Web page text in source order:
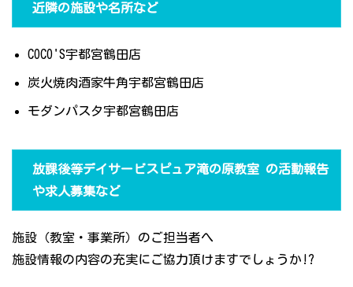
近隣の施設や名所など
COCO'S宇都宮鶴田店
炭火焼肉酒家牛角宇都宮鶴田店
モダンパスタ宇都宮鶴田店
放課後等デイサービスピュア滝の原教室 の活動報告
や求人募集など
施設（教室・事業所）のご担当者へ
施設情報の内容の充実にご協力頂けますでしょうか!?